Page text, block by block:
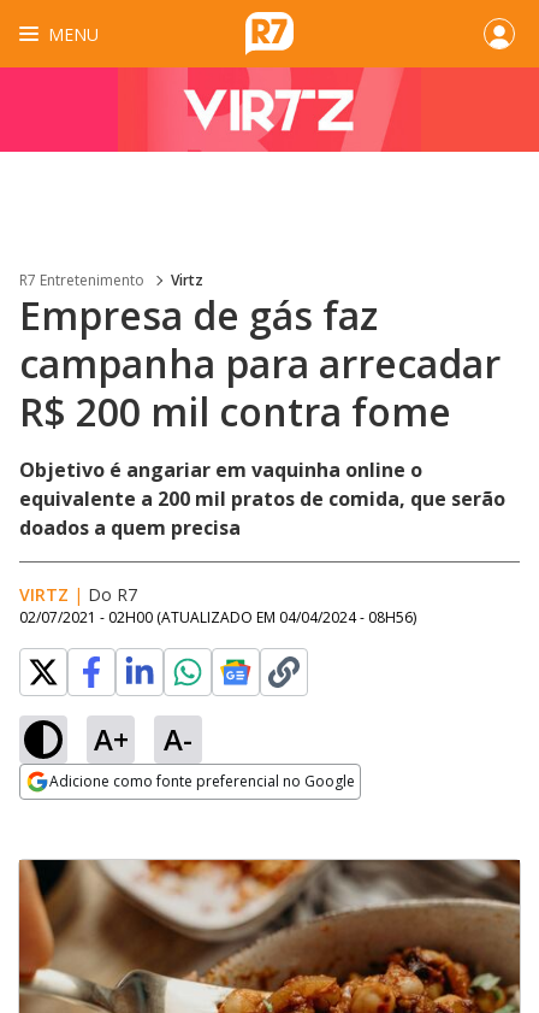
MENU
R7 Entretenimento Virtz
Empresa de gás faz
campanha para arrecadar
R$ 200 mil contra fome
Objetivo é angariar em vaquinha online o
equivalente a 200 mil pratos de comida, que serão
doados a quem precisa
VIRTZ | Do R7
02/07/2021 - 02H00 (ATUALIZADO EM 04/04/2024 - 08H56)
A+ A-
Adicione como fonte preferencial no Google